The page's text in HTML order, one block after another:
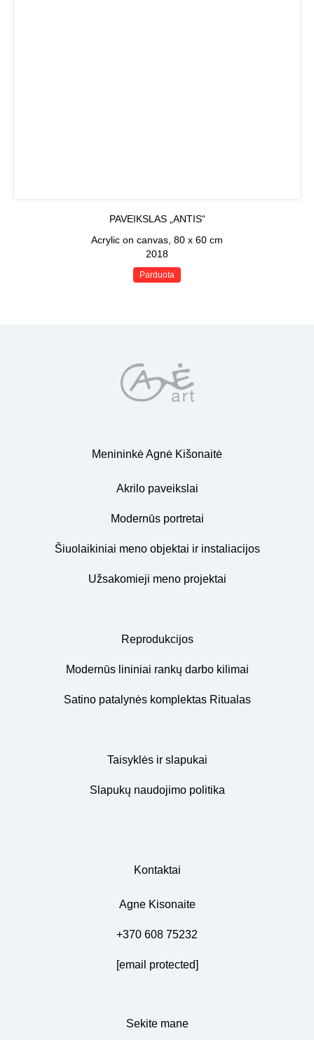
PAVEIKSLAS „ANTIS“
Acrylic on canvas, 80 x 60 cm
2018
Parduota
Menininkė Agnė Kišonaitė
Akrilo paveikslai
Modernūs portretai
Šiuolaikiniai meno objektai ir instaliacijos
Užsakomieji meno projektai
Reprodukcijos
Modernūs lininiai rankų darbo kilimai
Satino patalynės komplektas Ritualas
Taisyklės ir slapukai
Slapukų naudojimo politika
Kontaktai
Agne Kisonaite
+370 608 75232
[email protected]
Sekite mane